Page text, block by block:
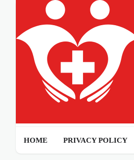
content
HOME PRIVACY POLICY